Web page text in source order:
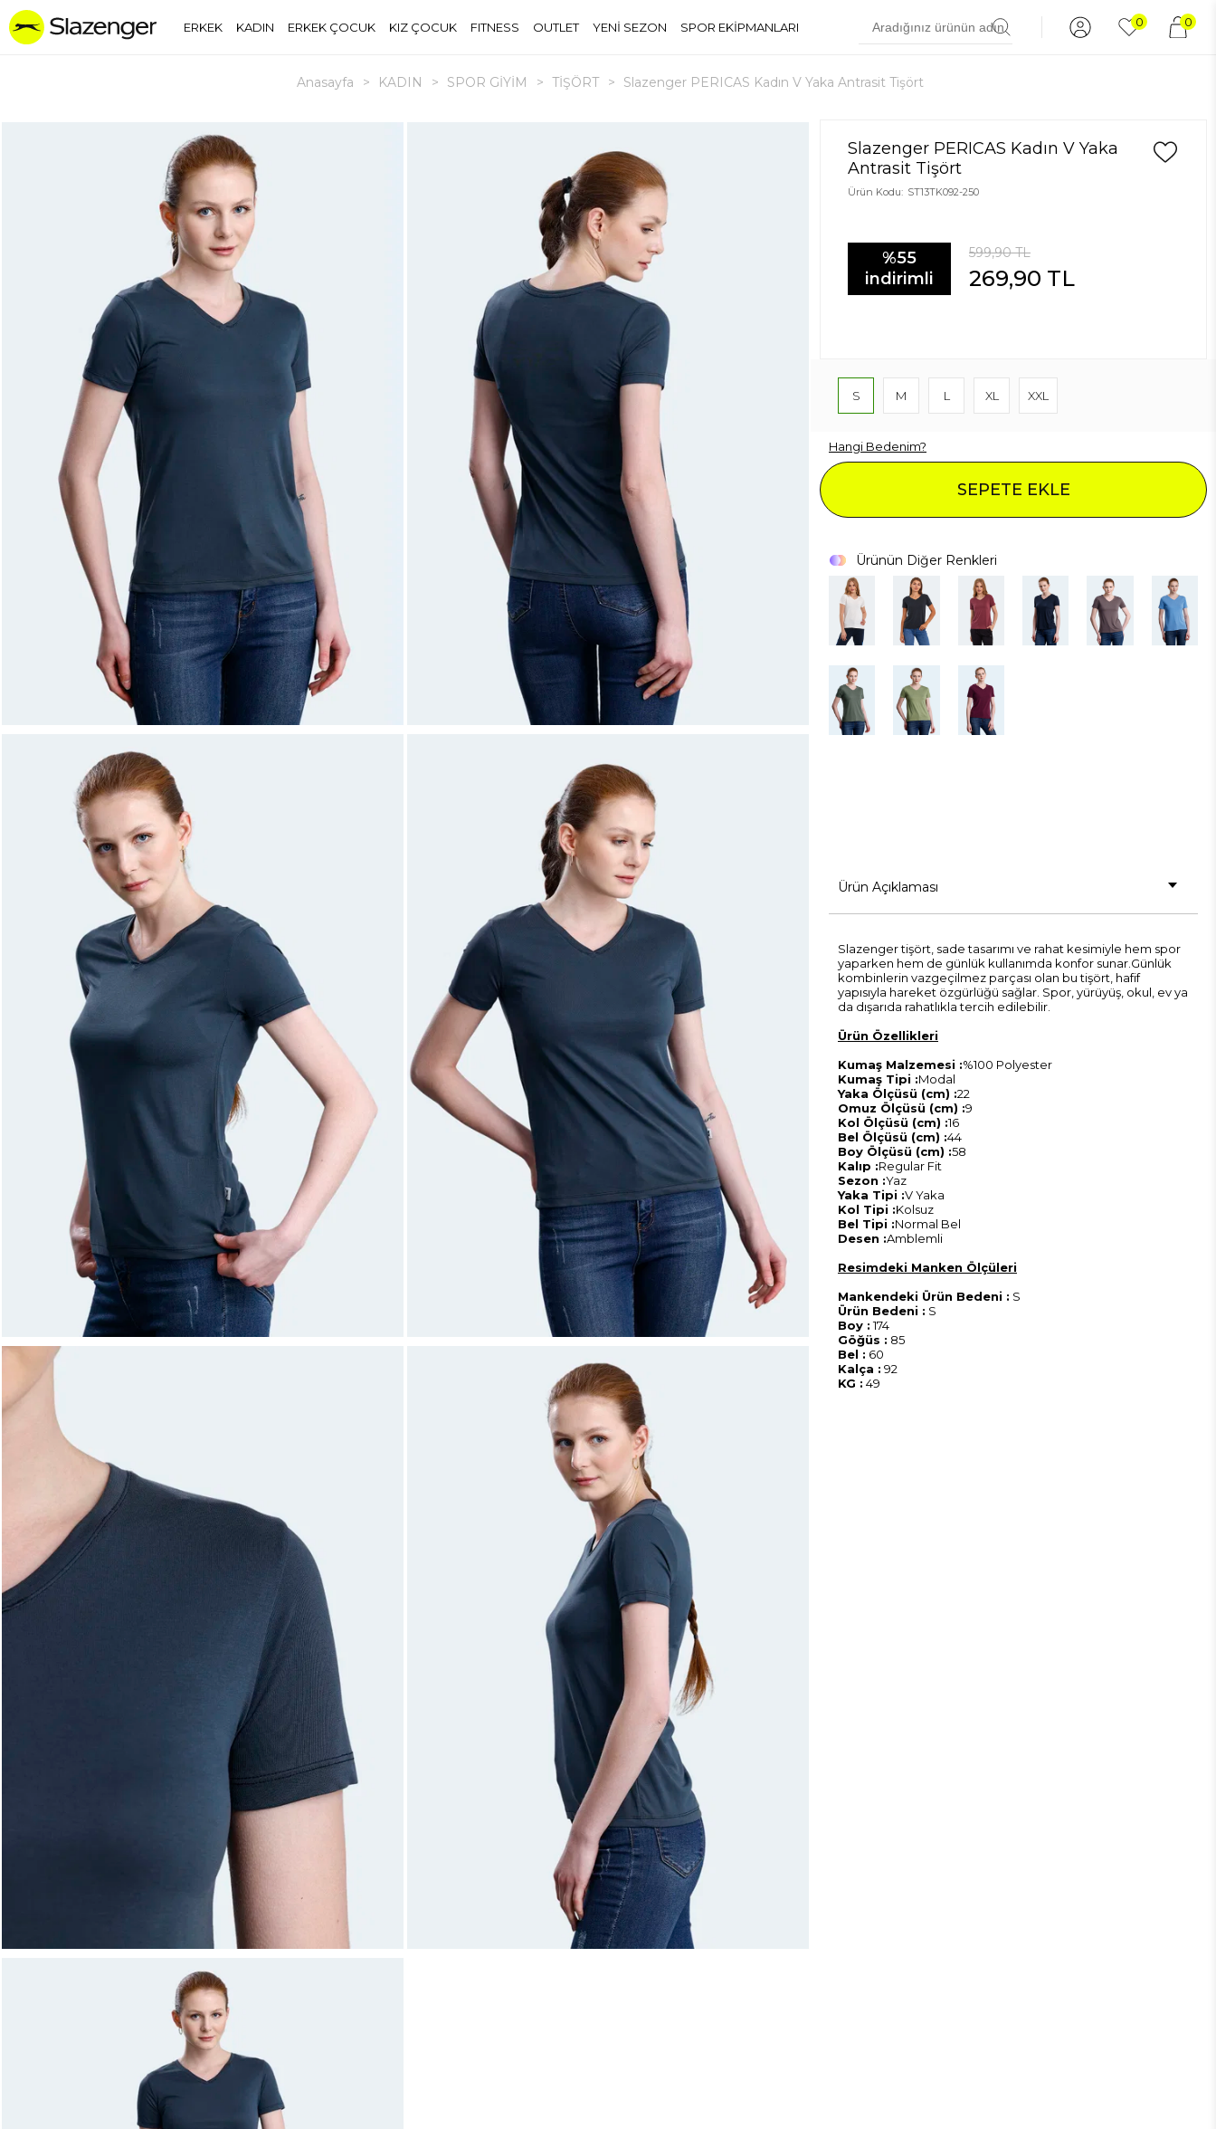
ERKEK KADIN ERKEK ÇOCUK KIZ ÇOCUK FITNESS OUTLET YENİ SEZON SPOR EKİPMANLARI 0 0
Anasayfa > KADIN > SPOR GİYİM > TİŞÖRT > Slazenger PERICAS Kadın V Yaka Antrasit Tişört
Slazenger PERICAS Kadın V Yaka
Antrasit Tişört
Ürün Kodu: ST13TK092-250
%55
indirimli
599,90TL
269,90 TL
S M L XL XXL
Hangi Bedenim?
SEPETE EKLE
Ürünün Diğer Renkleri
Ürün Açıklaması
Slazenger tişört, sade tasarımı ve rahat kesimiyle hem spor
yaparken hem de günlük kullanımda konfor sunar.Günlük
kombinlerin vazgeçilmez parçası olan bu tişört, hafif
yapısıyla hareket özgürlüğü sağlar. Spor, yürüyüş, okul, ev ya
da dışarıda rahatlıkla tercih edilebilir.
Ürün Özellikleri
Kumaş Malzemesi :%100 Polyester
Kumaş Tipi :Modal
Yaka Ölçüsü (cm) :22
Omuz Ölçüsü (cm) :9
Kol Ölçüsü (cm) :16
Bel Ölçüsü (cm) :44
Boy Ölçüsü (cm) :58
Kalıp :Regular Fit
Sezon :Yaz
Yaka Tipi :V Yaka
Kol Tipi :Kolsuz
Bel Tipi :Normal Bel
Desen :Amblemli
Resimdeki Manken Ölçüleri
Mankendeki Ürün Bedeni : S
Ürün Bedeni : S
Boy :174
Göğüs : 85
Bel : 60
Kalça : 92
KG : 49